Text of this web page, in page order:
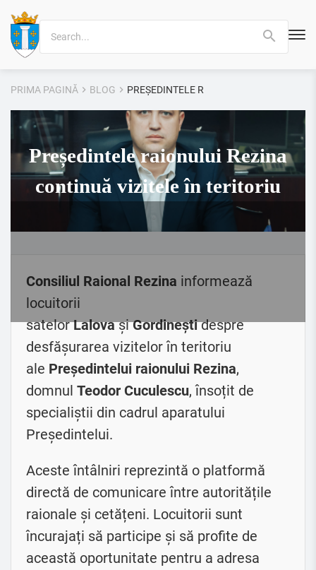
Search
for:
PRIMA PAGINĂ BLOG PREȘEDINTELE RAIONULUI REZINA
Președintele raionului Rezina
continuă vizitele în teritoriu
Consiliul Raional Rezina informează
locuitorii
satelorLalovașiGordineștidespre
desfășurarea vizitelor în teritoriu
ale Președintelui raionului Rezina,
domnulTeodor Cuculescu, însoțit de
specialiștii din cadrul aparatului
Președintelui.
Aceste întâlniri reprezintă o platformă
directă de comunicare între autoritățile
raionale și cetățeni. Locuitorii sunt
încurajați să participe și să profite de
această oportunitate pentru a adresa